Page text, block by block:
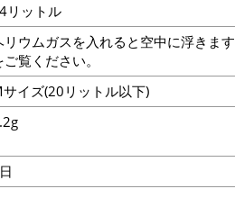
リットル
リウムガスを入れると空中に浮きま
ご覧ください。
サイズ(20リットル以下)